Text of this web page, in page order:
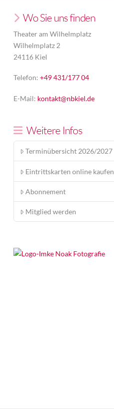
Wo Sie uns finden
Theater am Wilhelmplatz
Wilhelmplatz 2
24116 Kiel
Telefon: +49 431/177 04
E-Mail: kontakt@nbkiel.de
Weitere Infos
Terminübersicht 2026/2027
Eintrittskarten online kaufen
Abonnement
Mitglied werden